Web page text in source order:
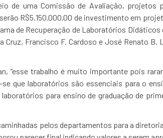
de uma Comissão de Avaliação, projetos
R$5.150.000,00 de investimento em
de Recuperação de Laboratórios
Cruz, Francisco F. Cardoso e José Renato B.
“esse trabalho é muito importante pois
que laboratórios são essenciais para o
para ensino de graduação de
pelos departamentos para a